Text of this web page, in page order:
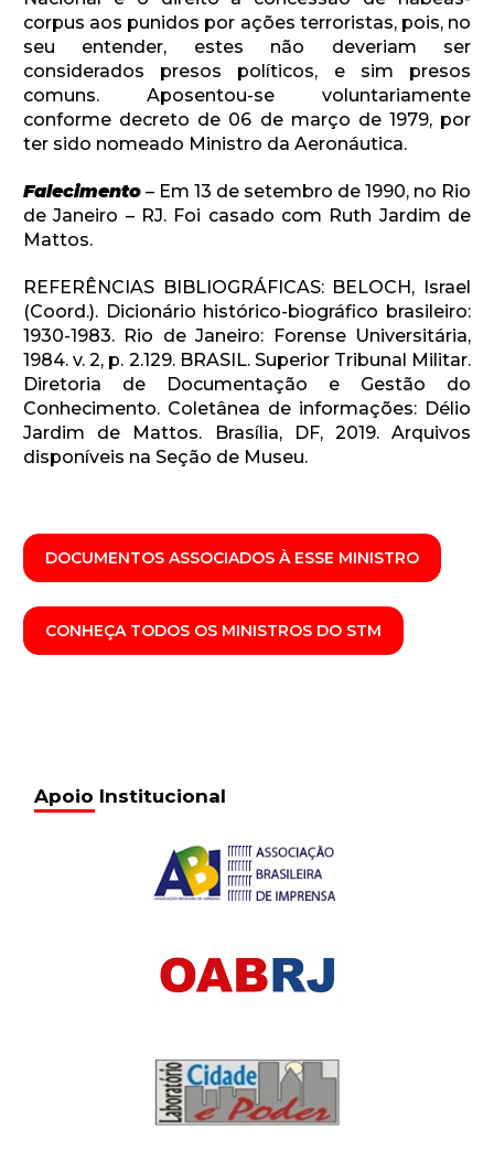
corpus aos punidos por ações terroristas, pois, no
seu entender, estes não deveriam ser
considerados presos políticos, e sim presos
comuns. Aposentou-se voluntariamente
conforme decreto de 06 de março de 1979, por
ter sido nomeado Ministro da Aeronáutica.
Falecimento – Em 13 de setembro de 1990, no Rio
de Janeiro – RJ. Foi casado com Ruth Jardim de
Mattos.
REFERÊNCIAS BIBLIOGRÁFICAS: BELOCH, Israel
(Coord.). Dicionário histórico-biográfico brasileiro:
1930-1983. Rio de Janeiro: Forense Universitária,
1984. v. 2, p. 2.129. BRASIL. Superior Tribunal Militar.
Diretoria de Documentação e Gestão do
Conhecimento. Coletânea de informações: Délio
Jardim de Mattos. Brasília, DF, 2019. Arquivos
disponíveis na Seção de Museu.
DOCUMENTOS ASSOCIADOS À ESSE MINISTRO
CONHEÇA TODOS OS MINISTROS DO STM
Apoio Institucional